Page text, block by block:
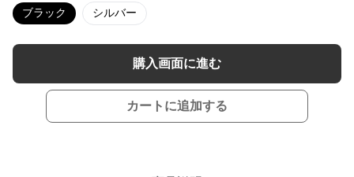
ブラック シルバー
購入画面に進む
カートに追加する